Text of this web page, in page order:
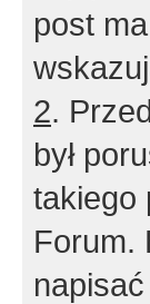
post
2.
był
takiego
Forum.